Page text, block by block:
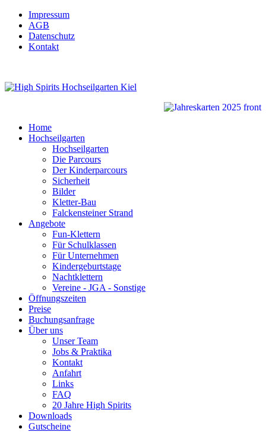
Impressum
AGB
Datenschutz
Kontakt
Home
Hochseilgarten
Hochseilgarten
Die Parcours
Der Kinderparcours
Sicherheit
Bilder
Kletter-Bau
Falckensteiner Strand
Angebote
Fun-Klettern
Für Schulklassen
Für Unternehmen
Kindergeburtstage
Nachtklettern
Vereine - JGA - Sonstige
Öffnungszeiten
Preise
Buchungsanfrage
Über uns
Unser Team
Jobs & Praktika
Kontakt
Anfahrt
Links
FAQ
20 Jahre High Spirits
Downloads
Gutscheine